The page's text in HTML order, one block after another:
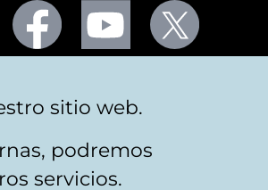
Facebook Youtube
sitio web.
podremos
servicios.